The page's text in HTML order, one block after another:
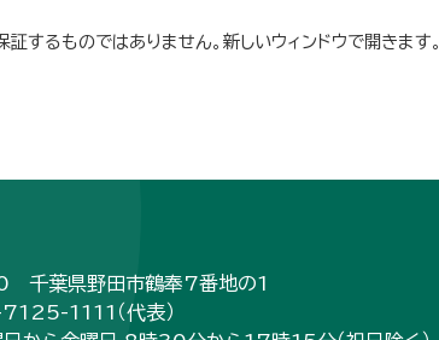
するものではありません。新しいウィンドウで開きます。
葉県野田市鶴奉7番地の1
1111（代表）